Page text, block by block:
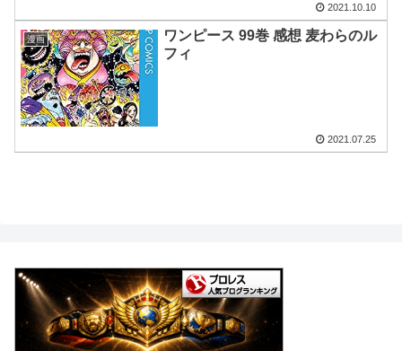
2021.10.10
漫画
ワンピース 99巻 感想 麦わらのル
フィ
2021.07.25